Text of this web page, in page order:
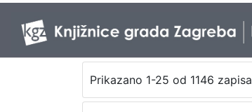
Prikazano 1-25 od 1146 zapisa